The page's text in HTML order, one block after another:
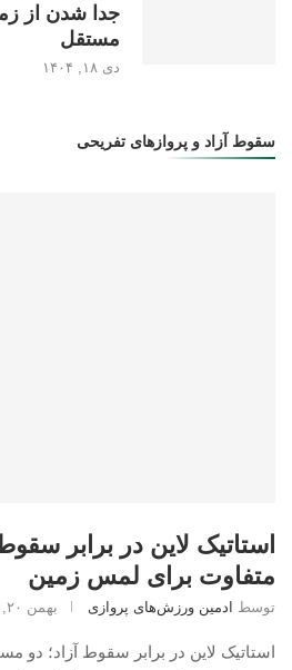
جدا شدن از
مستقل
دی ۱۸, ۱۴۰۴
سقوط آزاد و پروازهای تفریحی
استاتیک لاین در برابر
متفاوت برای لمس زمین
توسط ادمین ورزش‌های پروازی بهمن ۲۰, ۱۴۰۴
استاتیک لاین در برابر سقوط آزاد؛ دو